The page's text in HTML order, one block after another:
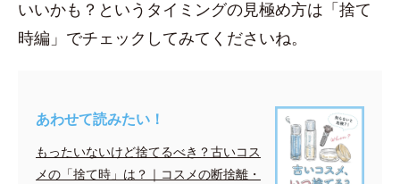
いいかも？というタイミングの見極め方は「捨て
時編」でチェックしてみてくださいね。
あわせて読みたい！
もったいないけど捨てるべき？古いコス
メの「捨て時」は？｜コスメの断捨離・